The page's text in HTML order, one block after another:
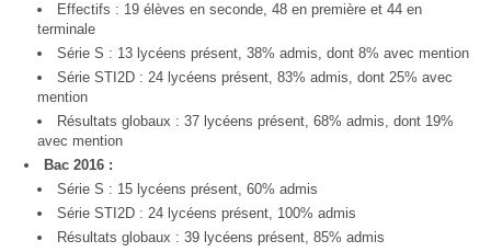
Effectifs : 19 élèves en seconde, 48 en première et 44 en
terminale
Série S : 13 lycéens présent, 38% admis, dont 8% avec mention
Série STI2D : 24 lycéens présent, 83% admis, dont 25% avec
mention
Résultats globaux : 37 lycéens présent, 68% admis, dont 19%
avec mention
Bac 2016 :
Série S : 15 lycéens présent, 60% admis
Série STI2D : 24 lycéens présent, 100% admis
Résultats globaux : 39 lycéens présent, 85% admis